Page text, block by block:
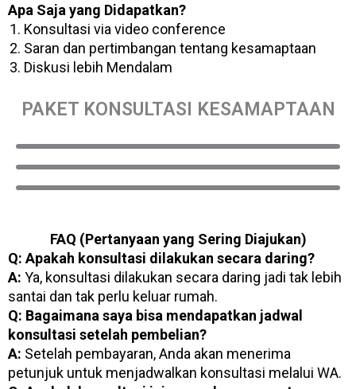
Apa Saja yang Didapatkan?
Konsultasi via video conference
Saran dan pertimbangan tentang kesamaptaan
Diskusi lebih Mendalam­
PAKET KONSULTASI KESAMAPTAAN
FAQ (Pertanyaan yang Sering Diajukan)
Q: Apakah konsultasi dilakukan secara daring?
A: Ya, konsultasi dilakukan secara daring jadi tak lebih
santai dan tak perlu keluar rumah.
Q: Bagaimana saya bisa mendapatkan jadwal
konsultasi setelah pembelian?
A: Setelah pembayaran, Anda akan menerima
petunjuk untuk menjadwalkan konsultasi melalui WA.